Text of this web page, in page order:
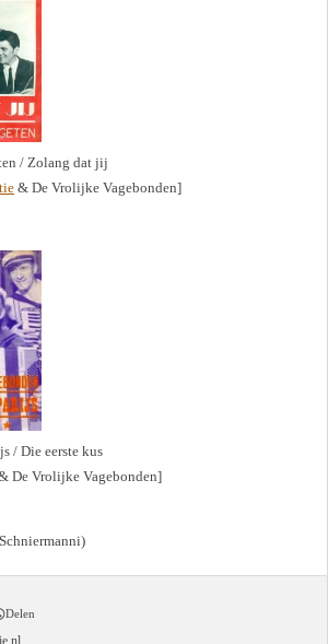
/ Zolang dat jij
& De Vrolijke Vagebonden]
/ Die eerste kus
De Vrolijke Vagebonden]
Delen